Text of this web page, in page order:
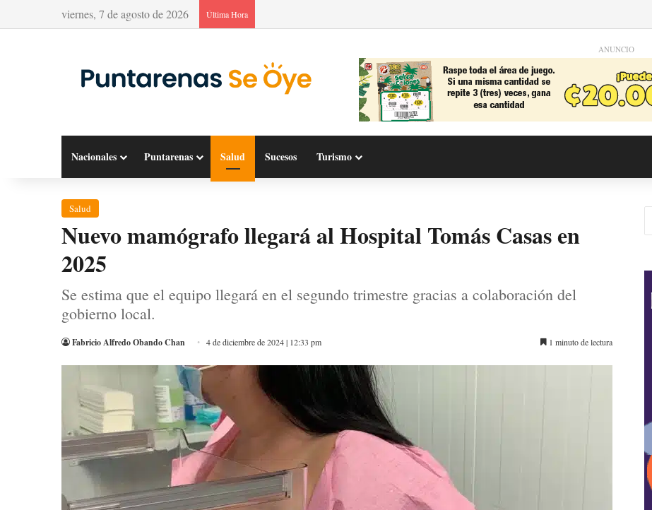
viernes, 7 de agosto de 2026 Última Hora
ANUNCIO
Nacionales Puntarenas Salud Sucesos Turismo
Salud
Nuevo mamógrafo llegará al Hospital Tomás Casas en
2025
Se estima que el equipo llegará en el segundo trimestre gracias a colaboración del
gobierno local.
Fabricio Alfredo Obando Chan 4 de diciembre de 2024 | 12:33 pm 1 minuto de lectura